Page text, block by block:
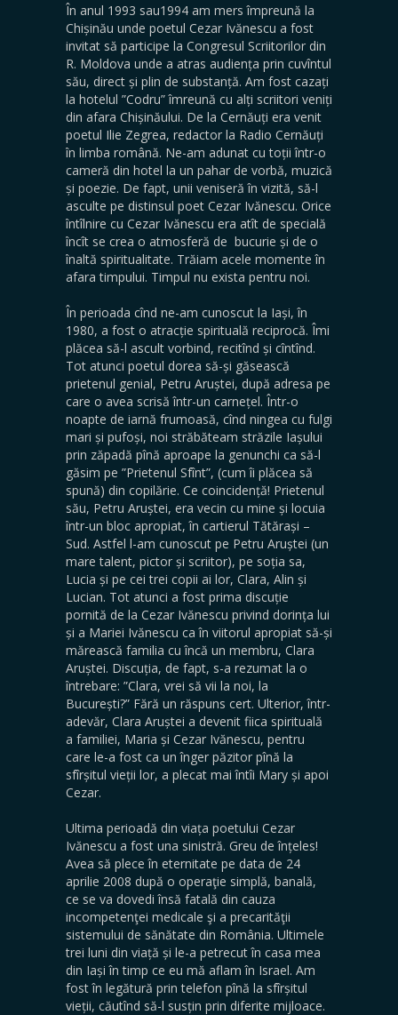
În anul 1993 sau1994 am mers împreună la
Chișinău unde poetul Cezar Ivănescu a fost
invitat să participe la Congresul Scriitorilor din
R. Moldova unde a atras audiența prin cuvîntul
său, direct și plin de substanță. Am fost cazați
la hotelul ”Codru” îmreună cu alți scriitori veniți
din afara Chișinăului. De la Cernăuți era venit
poetul Ilie Zegrea, redactor la Radio Cernăuți
în limba română. Ne-am adunat cu toții într-o
cameră din hotel la un pahar de vorbă, muzică
și poezie. De fapt, unii veniseră în vizită, să-l
asculte pe distinsul poet Cezar Ivănescu. Orice
întîlnire cu Cezar Ivănescu era atît de specială
încît se crea o atmosferă de bucurie și de o
înaltă spiritualitate. Trăiam acele momente în
afara timpului. Timpul nu exista pentru noi.
În perioada cînd ne-am cunoscut la Iași, în
1980, a fost o atracție spirituală reciprocă. Îmi
plăcea să-l ascult vorbind, recitînd și cîntînd.
Tot atunci poetul dorea să-și găsească
prietenul genial, Petru Aruștei, după adresa pe
care o avea scrisă într-un carnețel. Într-o
noapte de iarnă frumoasă, cînd ningea cu fulgi
mari și pufoși, noi străbăteam străzile Iașului
prin zăpadă pînă aproape la genunchi ca să-l
găsim pe ”Prietenul Sfînt”, (cum îi plăcea să
spună) din copilărie. Ce coincidență! Prietenul
său, Petru Aruștei, era vecin cu mine și locuia
într-un bloc apropiat, în cartierul Tătărași –
Sud. Astfel l-am cunoscut pe Petru Aruștei (un
mare talent, pictor și scriitor), pe soția sa,
Lucia și pe cei trei copii ai lor, Clara, Alin și
Lucian. Tot atunci a fost prima discuție
pornită de la Cezar Ivănescu privind dorința lui
și a Mariei Ivănescu ca în viitorul apropiat să-și
mărească familia cu încă un membru, Clara
Aruștei. Discuția, de fapt, s-a rezumat la o
întrebare: ”Clara, vrei să vii la noi, la
București?” Fără un răspuns cert. Ulterior, într-
adevăr, Clara Aruștei a devenit fiica spirituală
a familiei, Maria și Cezar Ivănescu, pentru
care le-a fost ca un înger păzitor pînă la
sfîrșitul vieții lor, a plecat mai întîi Mary și apoi
Cezar.
Ultima perioadă din viața poetului Cezar
Ivănescu a fost una sinistră. Greu de înțeles!
Avea să plece în eternitate pe data de 24
aprilie 2008 după o operaţie simplă, banală,
ce se va dovedi însă fatală din cauza
incompetenţei medicale şi a precarităţii
sistemului de sănătate din România. Ultimele
trei luni din viață și le-a petrecut în casa mea
din Iași în timp ce eu mă aflam în Israel. Am
fost în legătură prin telefon pînă la sfîrșitul
vieții, căutînd să-l susțin prin diferite mijloace.